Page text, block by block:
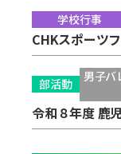
学校行事
CHKスポーツ
部活動
男子バ
令和８年度 鹿